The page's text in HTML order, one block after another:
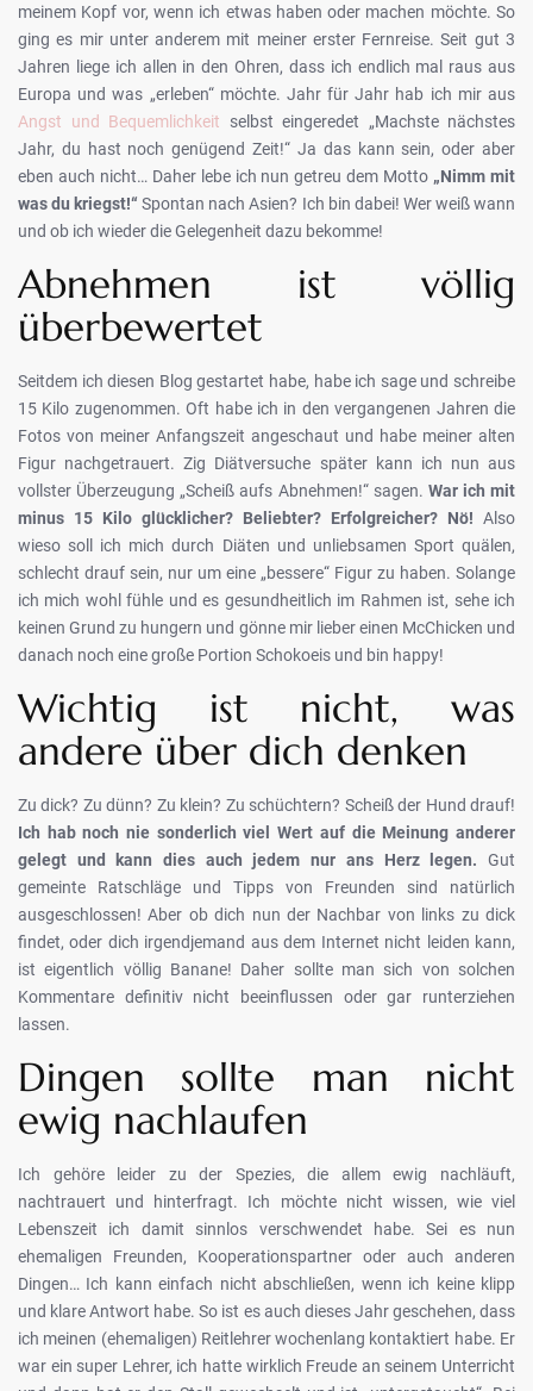
meinem Kopf vor, wenn ich etwas haben oder machen möchte. So
ging es mir unter anderem mit meiner erster Fernreise. Seit gut 3
Jahren liege ich allen in den Ohren, dass ich endlich mal raus aus
Europa und was „erleben“ möchte. Jahr für Jahr hab ich mir aus
Angst und Bequemlichkeit selbst eingeredet „Machste nächstes
Jahr, du hast noch genügend Zeit!“ Ja das kann sein, oder aber
eben auch nicht… Daher lebe ich nun getreu dem Motto „Nimm mit
was du kriegst!“ Spontan nach Asien? Ich bin dabei! Wer weiß wann
und ob ich wieder die Gelegenheit dazu bekomme!
Abnehmen ist völlig
überbewertet
Seitdem ich diesen Blog gestartet habe, habe ich sage und schreibe
15 Kilo zugenommen. Oft habe ich in den vergangenen Jahren die
Fotos von meiner Anfangszeit angeschaut und habe meiner alten
Figur nachgetrauert. Zig Diätversuche später kann ich nun aus
vollster Überzeugung „Scheiß aufs Abnehmen!“ sagen. War ich mit
minus 15 Kilo glücklicher? Beliebter? Erfolgreicher? Nö! Also
wieso soll ich mich durch Diäten und unliebsamen Sport quälen,
schlecht drauf sein, nur um eine „bessere“ Figur zu haben. Solange
ich mich wohl fühle und es gesundheitlich im Rahmen ist, sehe ich
keinen Grund zu hungern und gönne mir lieber einen McChicken und
danach noch eine große Portion Schokoeis und bin happy!
Wichtig ist nicht, was
andere über dich denken
Zu dick? Zu dünn? Zu klein? Zu schüchtern? Scheiß der Hund drauf!
Ich hab noch nie sonderlich viel Wert auf die Meinung anderer
gelegt und kann dies auch jedem nur ans Herz legen. Gut
gemeinte Ratschläge und Tipps von Freunden sind natürlich
ausgeschlossen! Aber ob dich nun der Nachbar von links zu dick
findet, oder dich irgendjemand aus dem Internet nicht leiden kann,
ist eigentlich völlig Banane! Daher sollte man sich von solchen
Kommentare definitiv nicht beeinflussen oder gar runterziehen
lassen.
Dingen sollte man nicht
ewig nachlaufen
Ich gehöre leider zu der Spezies, die allem ewig nachläuft,
nachtrauert und hinterfragt. Ich möchte nicht wissen, wie viel
Lebenszeit ich damit sinnlos verschwendet habe. Sei es nun
ehemaligen Freunden, Kooperationspartner oder auch anderen
Dingen… Ich kann einfach nicht abschließen, wenn ich keine klipp
und klare Antwort habe. So ist es auch dieses Jahr geschehen, dass
ich meinen (ehemaligen) Reitlehrer wochenlang kontaktiert habe. Er
war ein super Lehrer, ich hatte wirklich Freude an seinem Unterricht